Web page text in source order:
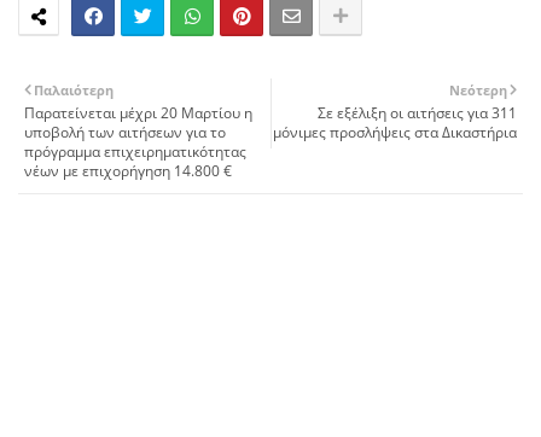
Νεότερη
Σε εξέλιξη οι αιτήσεις για 311
μόνιμες προσλήψεις στα Δικαστήρια
Παλαιότερη
Παρατείνεται μέχρι 20 Μαρτίου η
υποβολή των αιτήσεων για το
πρόγραμμα επιχειρηματικότητας
νέων με επιχορήγηση 14.800 €